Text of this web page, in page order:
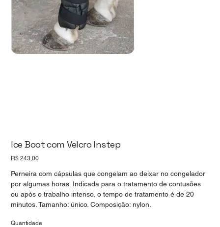
Ice Boot com Velcro Instep
Preço
R$ 243,00
Perneira com cápsulas que congelam ao deixar no congelador
por algumas horas. Indicada para o tratamento de contusões
ou após o trabalho intenso, o tempo de tratamento é de 20
minutos. Tamanho: único. Composição: nylon.
Quantidade